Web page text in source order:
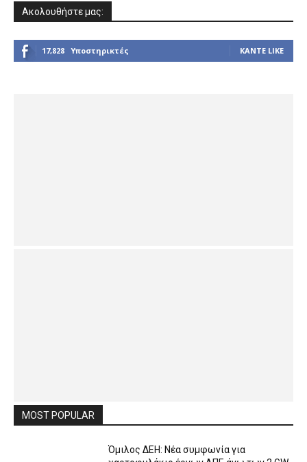
Ακολουθήστε μας:
17,828 Υποστηρικτές ΚΆΝΤΕ LIKE
MOST POPULAR
Όμιλος ΔΕΗ: Νέα συμφωνία για